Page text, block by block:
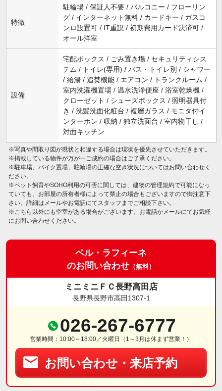
特徴
駐輪場 / 保証人不要 / バルコニー / フローリン
グ / インターネット無料 / カードキー / ガスコ
ンロ設置可 / IT重説 / 初期費用カード決済可 /
オール洋室
設備
宅配ボックス / ごみ置き場 / セキュリティシス
テム / トイレ(専用) / バス・トイレ別 / シャワー
/ 給湯 / 追焚機能 / エアコン / トランクルーム /
室内洗濯機置場 / 温水洗浄便座 / 浴室乾燥機 /
クローゼット / シューズボックス / 照明器具付
き / 洗髪洗面化粧台 / 複層ガラス / モニタ付イ
ンターホン / 収納 / 独立洗面台 / 室内物干し /
対面キッチン
※写真や間取り図が現状と相違する場合は現状を優先させていただきます。
※掲載している物件が万が一ご成約の場合はご了承ください。
※駐車場、バイク置場、駐輪場の正確な空き状況についてはお問い合わせく
ださい。
※ペット飼育やSOHO利用の可否に関しては、建物の管理規約で可能になっ
ていても、お部屋の所有者様によって禁止の場合もございますので御注意下
さい。詳細はメールやお電話にてスタッフまでご相談下さい。
※こちら以外にも空室がある場合がございます。お電話かメールにてお気軽
にお問い合わせください。
ベル・ラフィーネ
のお問い合わせ （無料）
ミニミニＦＣ長野高田店
長野県長野市高田1307-1
026-267-6777
営業時間：10:00～18:00／火曜日（1～3月は休まず営業！）
お問い合わせ・来店予約